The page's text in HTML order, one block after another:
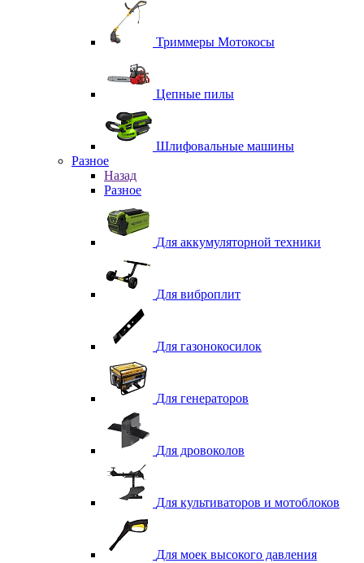
Триммеры Мотокосы
Цепные пилы
Шлифовальные машины
Разное
Назад
Разное
Для аккумуляторной техники
Для виброплит
Для газонокосилок
Для генераторов
Для дровоколов
Для культиваторов и мотоблоков
Для моек высокого давления